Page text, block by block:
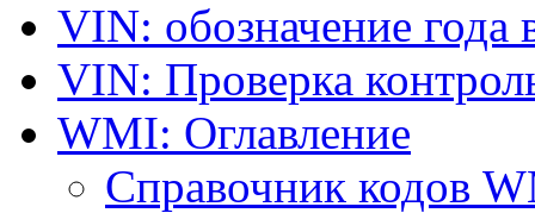
VIN: обозначение года
VIN: Проверка
WMI: Оглавление
Справочник кодов